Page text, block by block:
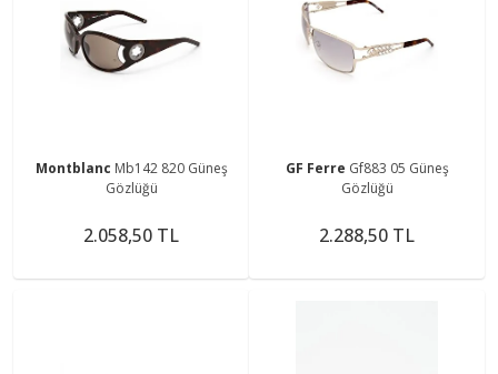
Montblanc Mb142 820 Güneş
Gözlüğü
2.058,50 TL
GF Ferre Gf883 05 Güneş
Gözlüğü
2.288,50 TL